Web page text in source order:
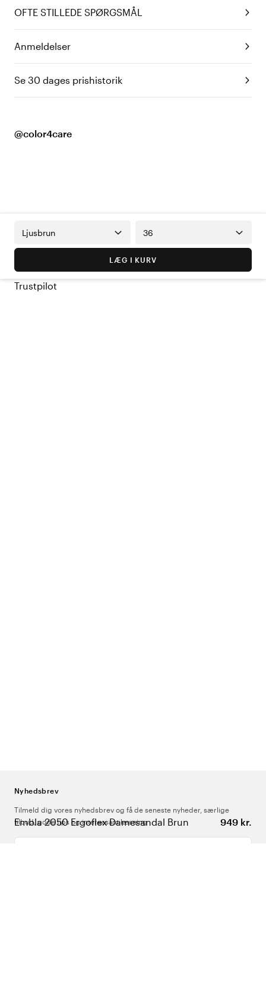
OFTE STILLEDE SPØRGSMÅL
Anmeldelser
Se 30 dages prishistorik
@color4care
Embla 2050 Ergoflex Damesandal Brun 949 kr.
Ljusbrun 36
LÆG I KURV
Trustpilot
Nyhedsbrev
Tilmeld dig vores nyhedsbrev og få de seneste nyheder, særlige
tilbud, gode tips og interessant læsning
Indtast din e-mailadresse